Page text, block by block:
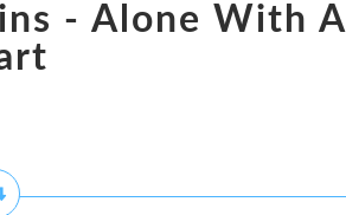
- Alone With A